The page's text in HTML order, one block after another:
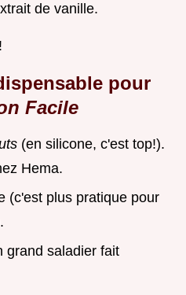
de vanille.
pour
Facile
(en silicone, c'est top!).
Hema.
(c'est plus pratique pour
grand saladier fait